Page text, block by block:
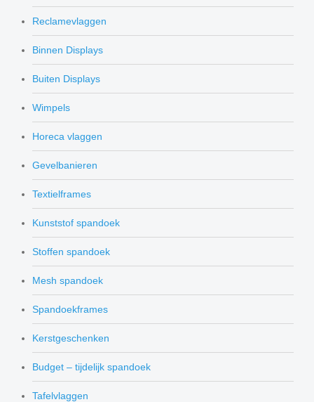
Reclamevlaggen
Binnen Displays
Buiten Displays
Wimpels
Horeca vlaggen
Gevelbanieren
Textielframes
Kunststof spandoek
Stoffen spandoek
Mesh spandoek
Spandoekframes
Kerstgeschenken
Budget – tijdelijk spandoek
Tafelvlaggen